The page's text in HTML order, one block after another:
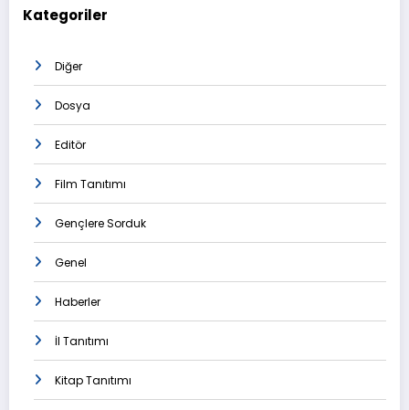
Kategoriler
Diğer
Dosya
Editör
Film Tanıtımı
Gençlere Sorduk
Genel
Haberler
İl Tanıtımı
Kitap Tanıtımı